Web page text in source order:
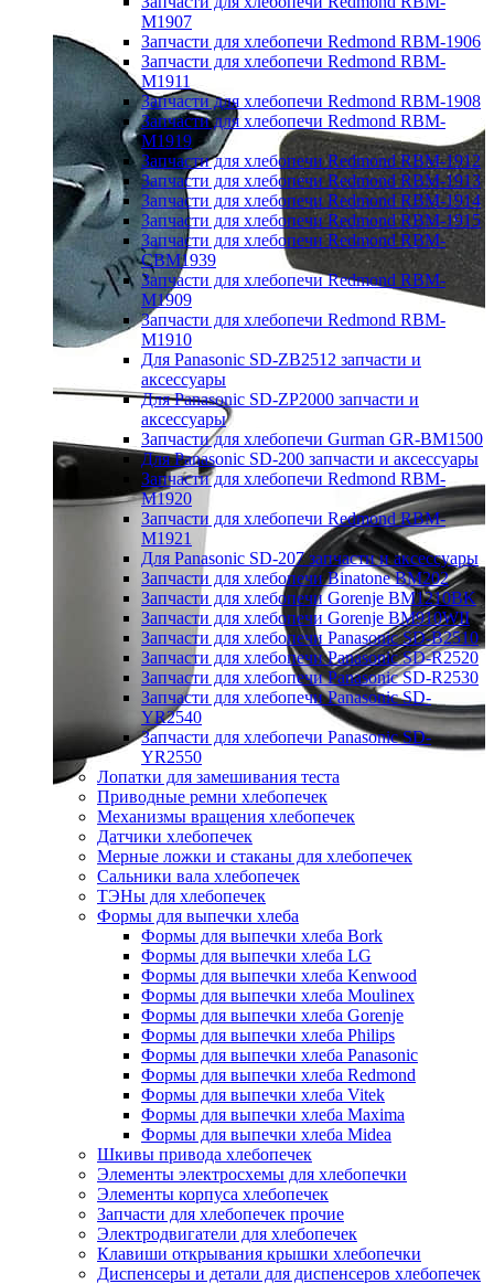
M1907
Запчасти для хлебопечи Redmond RBM-1906
Запчасти для хлебопечи Redmond RBM-
M1911
Запчасти для хлебопечи Redmond RBM-1908
Запчасти для хлебопечи Redmond RBM-
M1919
Запчасти для хлебопечи Redmond RBM-1912
Запчасти для хлебопечи Redmond RBM-1913
Запчасти для хлебопечи Redmond RBM-1914
Запчасти для хлебопечи Redmond RBM-1915
Запчасти для хлебопечи Redmond RBM-
CBM1939
Запчасти для хлебопечи Redmond RBM-
M1909
Запчасти для хлебопечи Redmond RBM-
M1910
Для Panasonic SD-ZB2512 запчасти и
аксессуары
Для Panasonic SD-ZP2000 запчасти и
аксессуары
Запчасти для хлебопечи Gurman GR-BM1500
Для Panasonic SD-200 запчасти и аксессуары
Запчасти для хлебопечи Redmond RBM-
M1920
Запчасти для хлебопечи Redmond RBM-
M1921
Для Panasonic SD-207 запчасти и аксессуары
Запчасти для хлебопечи Binatone BM202
Запчасти для хлебопечи Gorenje BM1210BK
Запчасти для хлебопечи Gorenje BM910WII
Запчасти для хлебопечи Panasonic SD-B2510
Запчасти для хлебопечи Panasonic SD-R2520
Запчасти для хлебопечи Panasonic SD-R2530
Запчасти для хлебопечи Panasonic SD-
YR2540
Запчасти для хлебопечи Panasonic SD-
YR2550
Лопатки для замешивания теста
Приводные ремни хлебопечек
Механизмы вращения хлебопечек
Датчики хлебопечек
Мерные ложки и стаканы для хлебопечек
Сальники вала хлебопечек
ТЭНы для хлебопечек
Формы для выпечки хлеба
Формы для выпечки хлеба Bork
Формы для выпечки хлеба LG
Формы для выпечки хлеба Kenwood
Формы для выпечки хлеба Moulinex
Формы для выпечки хлеба Gorenje
Формы для выпечки хлеба Philips
Формы для выпечки хлеба Panasonic
Формы для выпечки хлеба Redmond
Формы для выпечки хлеба Vitek
Формы для выпечки хлеба Maxima
Формы для выпечки хлеба Midea
Шкивы привода хлебопечек
Элементы электросхемы для хлебопечки
Элементы корпуса хлебопечек
Запчасти для хлебопечек прочие
Электродвигатели для хлебопечек
Клавиши открывания крышки хлебопечки
Диспенсеры и детали для диспенсеров хлебопечек